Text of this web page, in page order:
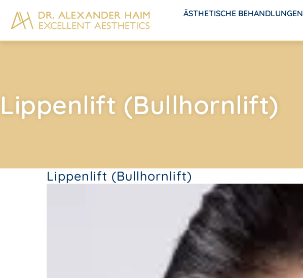
ÄSTHETISCHE BEHANDLUNGEN
Lippenlift (Bullhornlift)
Lippenlift (Bullhornlift)